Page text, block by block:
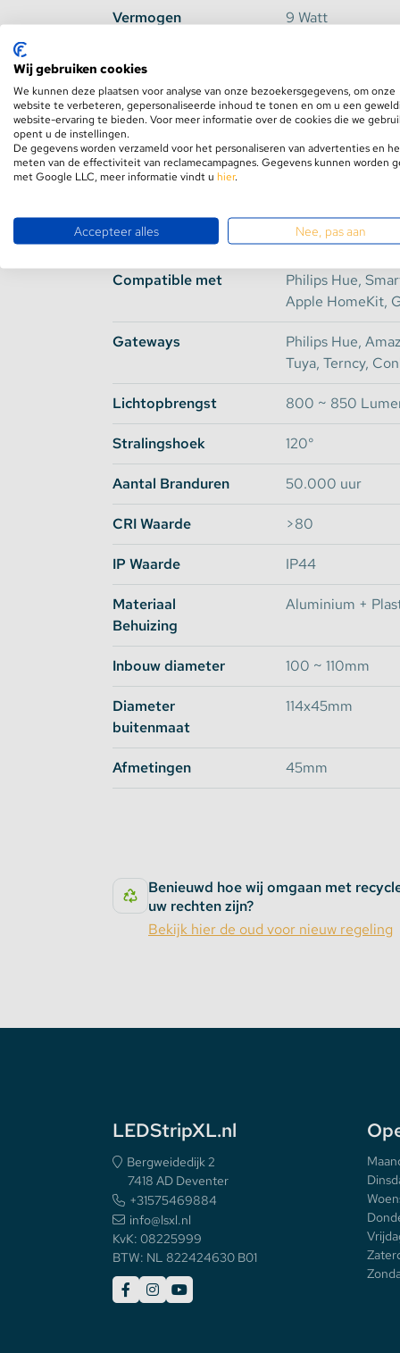
Naast dat deze full color 9 Watt lamp aan
deze ook te bedienen met een fysieke
bedieningen communiceren via een RF
controllers, lampen, spots, downlights,
wandpaneel heeft de mogelijkheid om 4
afstandsbediening kunnen er 6 groepen
GLEDOPTO PRO vs. PLUS
Al onze GLEDOPTO Zigbee 3.0 lampen en
series brengen een groot aantal voordelen
het inschakelen, hebben een groter bereik
De complete vergelijking van deze
weergegeven.
* Niet alle functies in de app van Philips
Vermogen 9 Watt
Kleurtemperatuur
Wit
2000 ~ 6500K
Dimbaar 1~100%
Frequentie Zigbee Light
Compatible met
Philips Hue,
Apple HomeKit,
Gateways
Philips Hue,
Tuya, Terncy,
Lichtopbrengst 800 ~ 850
Stralingshoek 120°
Aantal Branduren 50.000 uur
CRI Waarde >80
IP Waarde IP44
Materiaal
Behuizing
Aluminium +
Inbouw diameter 100 ~ 110mm
Diameter
buitenmaat
114x45mm
Afmetingen 45mm
Benieuwd hoe wij omgaan met
uw rechten zijn?
Bekijk hier de oud voor nieuw regeling
LEDStripXL.nl
Bergweidedijk 2
7418 AD Deventer
+31575469884
info@lsxl.nl
KvK: 08225999
BTW: NL 822424630 B01
Wij gebruiken cookies
We kunnen deze plaatsen voor analyse van onze bezoekersgegevens, om onze
website te verbeteren, gepersonaliseerde inhoud te tonen en om u een
website-ervaring te bieden. Voor meer informatie over de cookies die we
opent u de instellingen.
De gegevens worden verzameld voor het personaliseren van advertenties en
meten van de effectiviteit van reclamecampagnes. Gegevens kunnen worden
met Google LLC, meer informatie vindt u hier.
Accepteer alles Nee, pas aan